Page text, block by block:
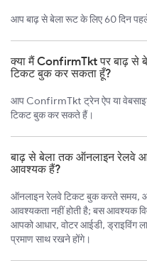
आप बाढ़ से बेला रूट के लिए 60 दिन
क्या मैं ConfirmTkt पर बाढ़ से
टिकट बुक कर सकता हूँ?
आप ConfirmTkt ट्रेन ऐप या
टिकट बुक कर सकते हैं।
बाढ़ से बेला तक ऑनलाइन रेलवे
आवश्यक हैं?
ऑनलाइन रेलवे टिकट बुक करते समय,
आवश्यकता नहीं होती है; बस आवश्यक
आपको आधार, वोटर आईडी, ड्राइविंग
प्रमाण साथ रखने होंगे।